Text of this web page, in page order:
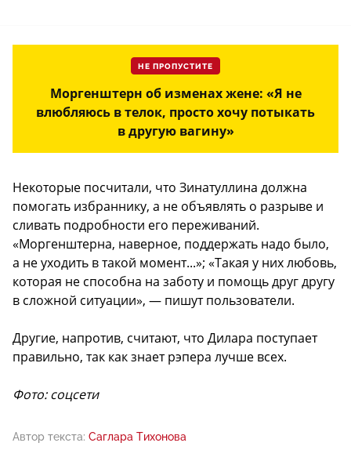
НЕ ПРОПУСТИТЕ
Моргенштерн об изменах жене: «Я не
влюбляюсь в телок, просто хочу потыкать
в другую вагину»
Некоторые посчитали, что Зинатуллина должна
помогать избраннику, а не объявлять о разрыве и
сливать подробности его переживаний.
«Моргенштерна, наверное, поддержать надо было,
а не уходить в такой момент...»; «Такая у них любовь,
которая не способна на заботу и помощь друг другу
в сложной ситуации», — пишут пользователи.
Другие, напротив, считают, что Дилара поступает
правильно, так как знает рэпера лучше всех.
Фото: соцсети
Автор текста: Саглара Тихонова